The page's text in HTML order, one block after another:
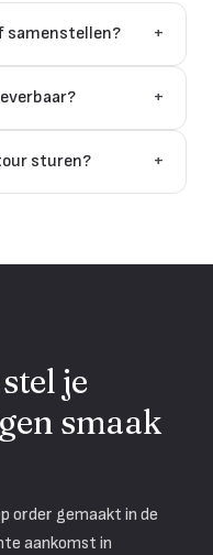
samenstellen? +
+
sturen? +
je
smaak
order gemaakt in de
aankomst in